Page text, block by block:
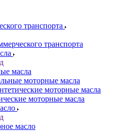
транспорта
транспорта
масла
моторные масла
моторные масла
моторные масла
масло